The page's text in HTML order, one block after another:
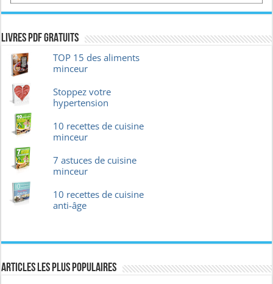
Livres pdf GRATUITS
TOP 15 des aliments
minceur
Stoppez votre
hypertension
10 recettes de cuisine
minceur
7 astuces de cuisine
minceur
10 recettes de cuisine
anti-âge
Articles les plus Populaires